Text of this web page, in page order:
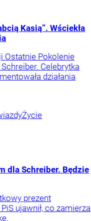
Kasią”. Wściekła
Ostatnie Pokolenie
Celebrytka
działania
Życie
dla Schreiber. Będzie
prezent
ujawnił, co zamierza